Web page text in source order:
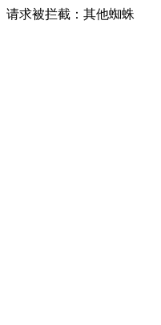
请求被拦截：其他蜘蛛